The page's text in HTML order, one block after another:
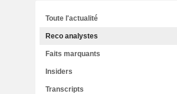
Toute l'actualité
Reco analystes
Faits marquants
Insiders
Transcripts